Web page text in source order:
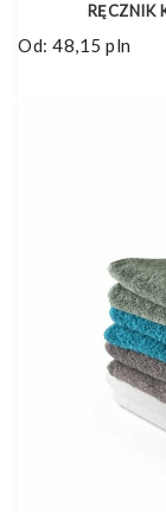
RĘCZNIK
Od: 48,15 pln